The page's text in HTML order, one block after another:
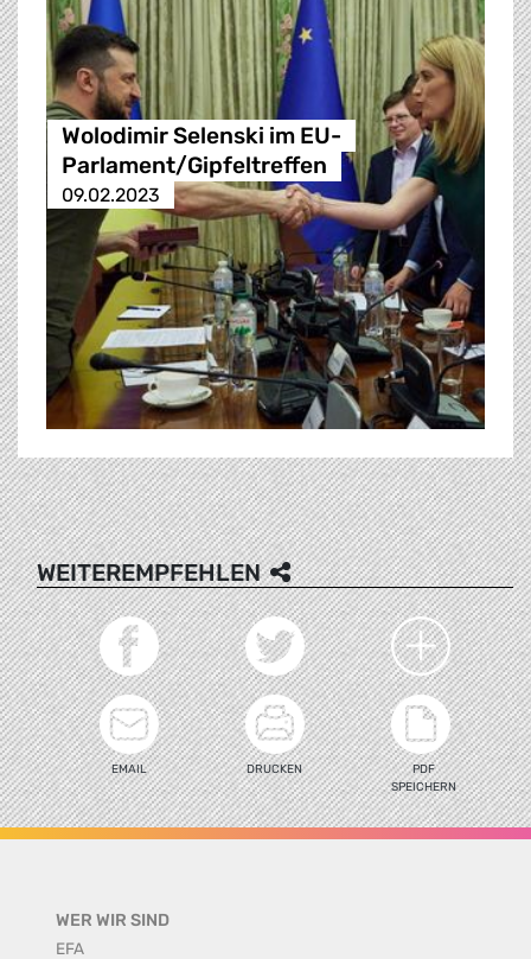
Wolodimir Selenski im EU-
Parlament/Gipfeltreffen
09.02.2023
WEITEREMPFEHLEN
EMAIL DRUCKEN
PDF
SPEICHERN
WER WIR SIND
EFA